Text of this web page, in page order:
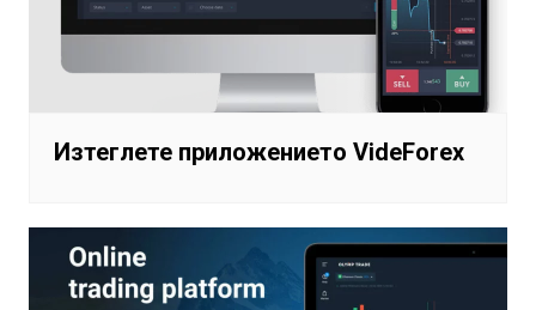
Изтеглете приложението VideForex